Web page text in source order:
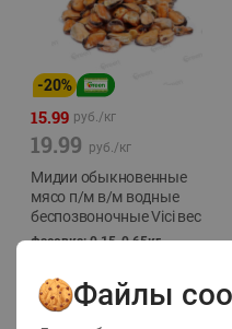
-20%
15.99 руб./кг
19.99 руб./кг
Мидии обыкновенные
мясо п/м в/м водные
беспозвоночные Vici вес
фасовка: 0,15-0,65кг
Файлы